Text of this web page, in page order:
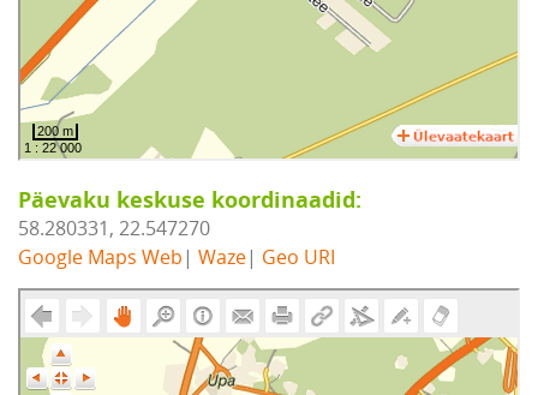
Päevaku keskuse koordinaadid:
58.280331, 22.547270
Google Maps Web | Waze| Geo URI